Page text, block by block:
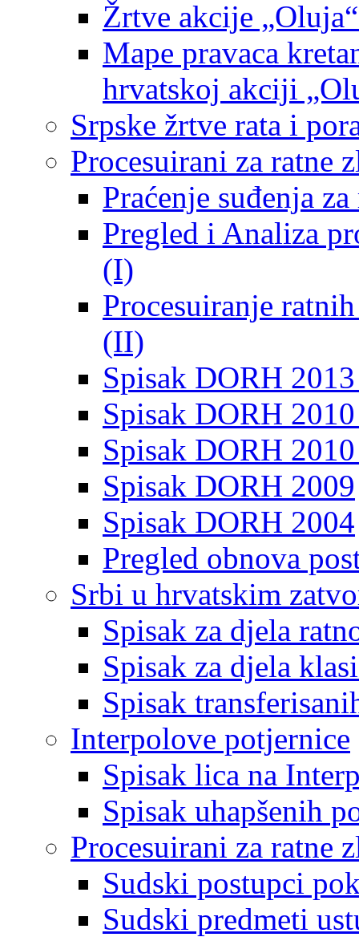
Žrtve akcije
Mape pravaca
hrvatskoj akciji
Srpske žrtve rata i
Procesuirani za ratne
Praćenje suđenja
Pregled i Analiza
(I)
Procesuiranje
(II)
Spisak DORH
Spisak DORH
Spisak DORH
Spisak DORH 2009
Spisak DORH 2004
Pregled obnova
Srbi u hrvatskim
Spisak za djela
Spisak za djela
Spisak
Interpolove potjernice
Spisak lica na
Spisak uhapšenih
Procesuirani za ratne
Sudski postupci
Sudski predmeti